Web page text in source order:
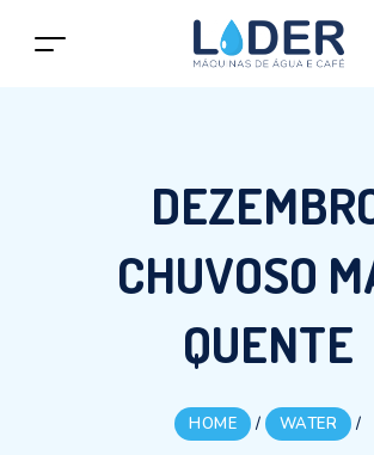
CHUVOSO
QUENTE
HOME / WATER /